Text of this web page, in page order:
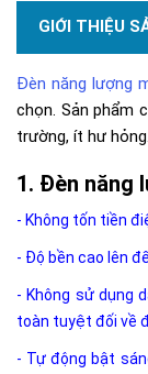
GIỚI THIỆU
Đèn năng lượng
chọn. Sản phẩm
trường, ít hư
Đèn năng
- Không tốn tiền
- Độ bền cao lên
- Không sử dụng
toàn tuyệt đối về
- Tự động bật